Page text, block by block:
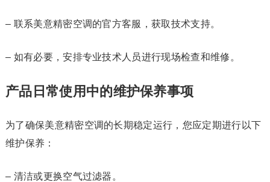
– 联系美意精密空调的官方客服，获取技术支持。
– 如有必要，安排专业技术人员进行现场检查和维修。
产品日常使用中的维护保养事项
为了确保美意精密空调的长期稳定运行，您应定期进行以下
维护保养：
– 清洁或更换空气过滤器。